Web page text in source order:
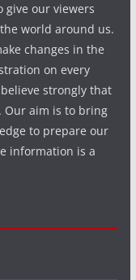
give our viewers
world around us.
changes in the
on every
strongly that
Our aim is to bring
to prepare our
information is a